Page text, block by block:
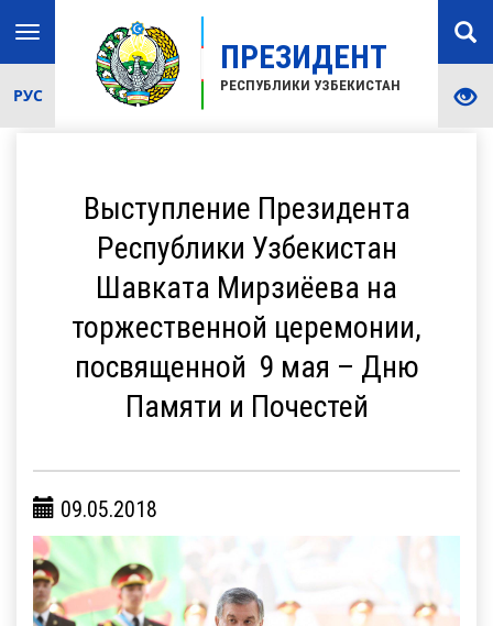
ПРЕЗИДЕНТ
РЕСПУБЛИКИ УЗБЕКИСТАН
Toggle
navigation
РУС
Выступление Президента
Республики Узбекистан
Шавката Мирзиёева на
торжественной церемонии,
посвященной 9 мая – Дню
Памяти и Почестей
09.05.2018